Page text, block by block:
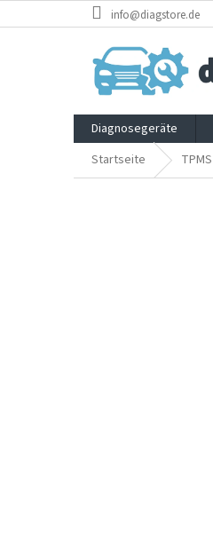
Inhalt
info@diagstore.de
Diagnosegeräte
Startseite
TPMS